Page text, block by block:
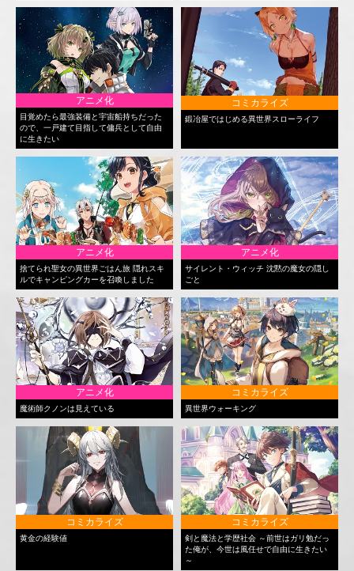
アニメ化
目覚めたら最強装備と宇宙船持ちだった
ので、一戸建て目指して傭兵として自由
に生きたい
コミカライズ
鍛冶屋ではじめる異世界スローライフ
アニメ化
捨てられ聖女の異世界ごはん旅 隠れスキ
ルでキャンピングカーを召喚しました
アニメ化
サイレント・ウィッチ 沈黙の魔女の隠し
ごと
アニメ化
魔術師クノンは見えている
コミカライズ
異世界ウォーキング
コミカライズ
黄金の経験値
コミカライズ
剣と魔法と学歴社会 ～前世はガリ勉だっ
た俺が、今世は風任せで自由に生きたい
～